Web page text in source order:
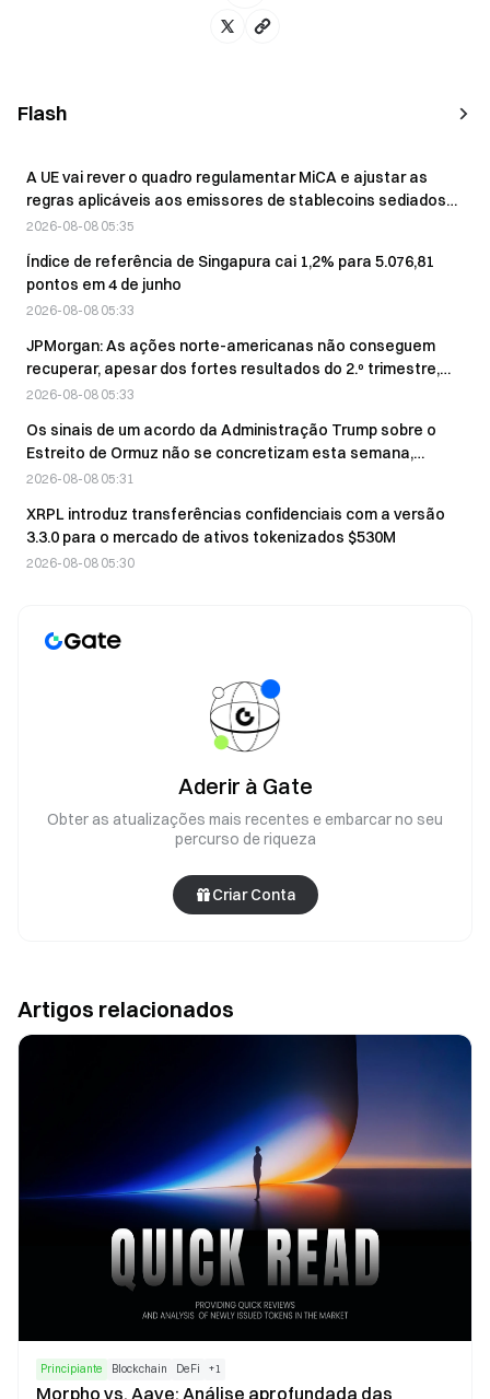
Flash
A UE vai rever o quadro regulamentar MiCA e ajustar as
regras aplicáveis aos emissores de stablecoins sediados
fora da UE.
2026-08-08 05:35
Índice de referência de Singapura cai 1,2% para 5.076,81
pontos em 4 de junho
2026-08-08 05:33
JPMorgan: As ações norte-americanas não conseguem
recuperar, apesar dos fortes resultados do 2.º trimestre,
enquanto os investidores estão atentos às despesas de
2026-08-08 05:33
Os sinais de um acordo da Administração Trump sobre o
Estreito de Ormuz não se concretizam esta semana,
deixando os mercados apreensivos
2026-08-08 05:31
XRPL introduz transferências confidenciais com a versão
3.3.0 para o mercado de ativos tokenizados $530M
2026-08-08 05:30
Aderir à Gate
Obter as atualizações mais recentes e embarcar no seu
percurso de riqueza
Criar Conta
Artigos relacionados
Principiante Blockchain DeFi +1
Morpho vs. Aave: Análise aprofundada das